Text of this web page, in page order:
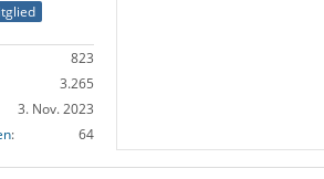
823
3.265
3. Nov. 2023
64